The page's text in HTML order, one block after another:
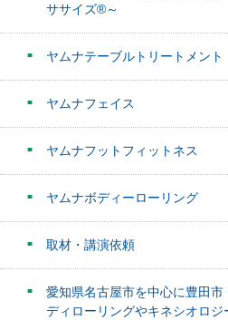
ササイズ®～
ヤムナテーブルトリートメント
ヤムナフェイス
ヤムナフットフィットネス
ヤムナボディーローリング
取材・講演依頼
愛知県名古屋市を中心に豊田
ディローリングやキネシオロ